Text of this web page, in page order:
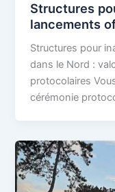
Structures
lancements
Structures pour
dans le Nord :
protocolaires
cérémonie